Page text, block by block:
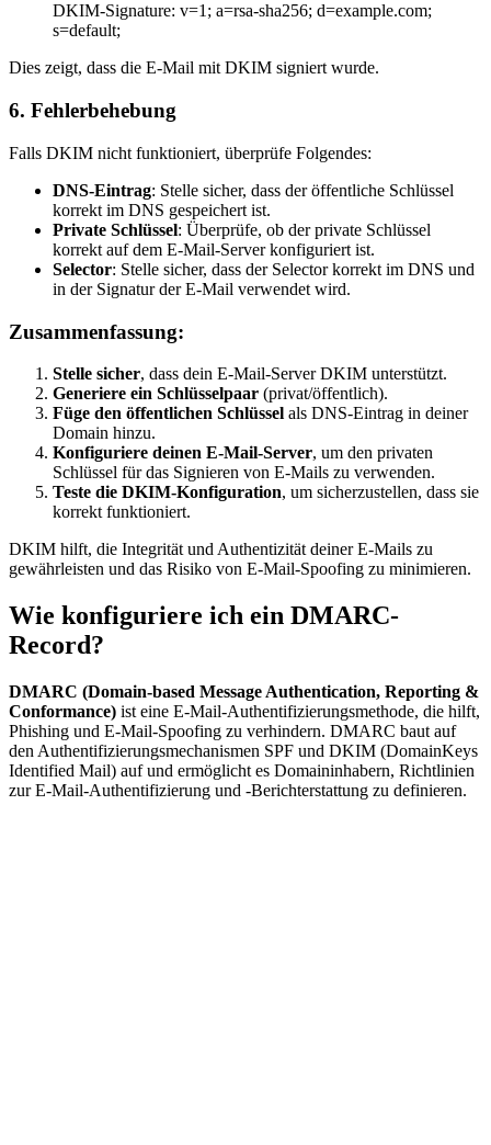
DKIM-Signature: v=1; a=rsa-sha256; d=example.com;
s=default;
Dies zeigt, dass die E-Mail mit DKIM signiert wurde.
6. Fehlerbehebung
Falls DKIM nicht funktioniert, überprüfe Folgendes:
DNS-Eintrag: Stelle sicher, dass der öffentliche Schlüssel
korrekt im DNS gespeichert ist.
Private Schlüssel: Überprüfe, ob der private Schlüssel
korrekt auf dem E-Mail-Server konfiguriert ist.
Selector: Stelle sicher, dass der Selector korrekt im DNS und
in der Signatur der E-Mail verwendet wird.
Zusammenfassung:
Stelle sicher, dass dein E-Mail-Server DKIM unterstützt.
Generiere ein Schlüsselpaar (privat/öffentlich).
Füge den öffentlichen Schlüssel als DNS-Eintrag in deiner
Domain hinzu.
Konfiguriere deinen E-Mail-Server, um den privaten
Schlüssel für das Signieren von E-Mails zu verwenden.
Teste die DKIM-Konfiguration, um sicherzustellen, dass sie
korrekt funktioniert.
DKIM hilft, die Integrität und Authentizität deiner E-Mails zu
gewährleisten und das Risiko von E-Mail-Spoofing zu minimieren.
Wie konfiguriere ich ein DMARC-
Record?
DMARC (Domain-based Message Authentication, Reporting &
Conformance) ist eine E-Mail-Authentifizierungsmethode, die hilft,
Phishing und E-Mail-Spoofing zu verhindern. DMARC baut auf
den Authentifizierungsmechanismen SPF und DKIM (DomainKeys
Identified Mail) auf und ermöglicht es Domaininhabern, Richtlinien
zur E-Mail-Authentifizierung und -Berichterstattung zu definieren.